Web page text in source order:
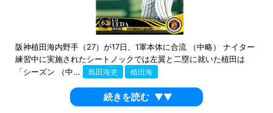
阪神植田海内野手（27）が17日、1軍本体に合流 （中略） ナイター
練習中に実施されたシートノックでは左翼と二塁に就いた植田は
「シーズン （中...
島田海吏 植田海
続きを読む ▼▼